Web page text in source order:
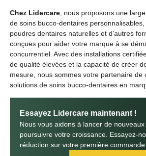
Chez Lidercare, nous proposons une
de soins bucco-dentaires
poudres dentaires naturelles et d’autres
conçues pour aider votre marque à se
concurrentiel. Avec des installations
de qualité élevées et la capacité de créer
mesure, nous sommes votre partenaire de
solutions de soins bucco-dentaires en
Essayez Lidercare maintenant !
Nous vous aidons à lancer de
poursuivre votre croissance. Essayez-
réduction sur votre première commande